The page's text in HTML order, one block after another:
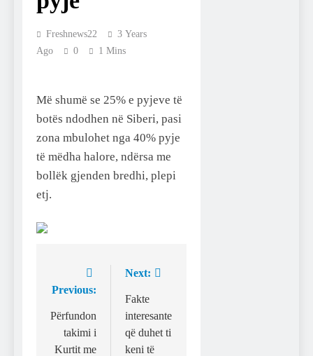
Freshnews22
3 Years
Ago
0 1 Mins
Më shumë se 25% e pyjeve të
botës ndodhen në Siberi, pasi
zona mbulohet nga 40% pyje
të mëdha halore, ndërsa me
bollëk gjenden bredhi, plepi
etj.
Previous:
Përfundon
takimi i
Kurtit me
Next:
Fakte
interesante
që duhet ti
keni të